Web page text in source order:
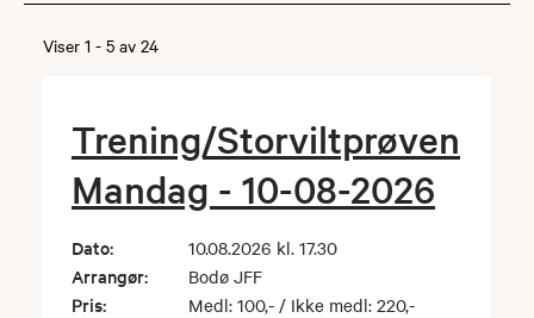
Viser 1 - 5 av 24
Trening/Storviltprøven
Mandag - 10-08-2026
Dato: 10.08.2026 kl. 17.30
Arrangør: Bodø JFF
Pris: Medl: 100,- / Ikke medl: 220,-